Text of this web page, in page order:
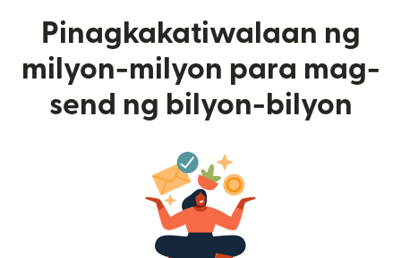
Pinagkakatiwalaan ng
milyon-milyon para mag-
send ng bilyon-bilyon